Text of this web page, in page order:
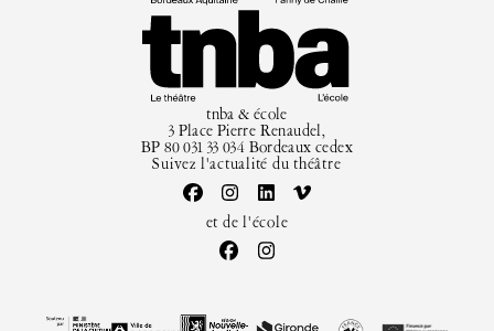
tnba & école
3 Place Pierre Renaudel,
BP 80 031 33 034 Bordeaux cedex
Suivez l'actualité du théâtre
et de l'école
Artiste directrice
Artistes associé·es
Équipe
Salles
Espace partagé
Librairie
L'école
Formation supérieure
Les Promotions
Stages de théâtre gratuits